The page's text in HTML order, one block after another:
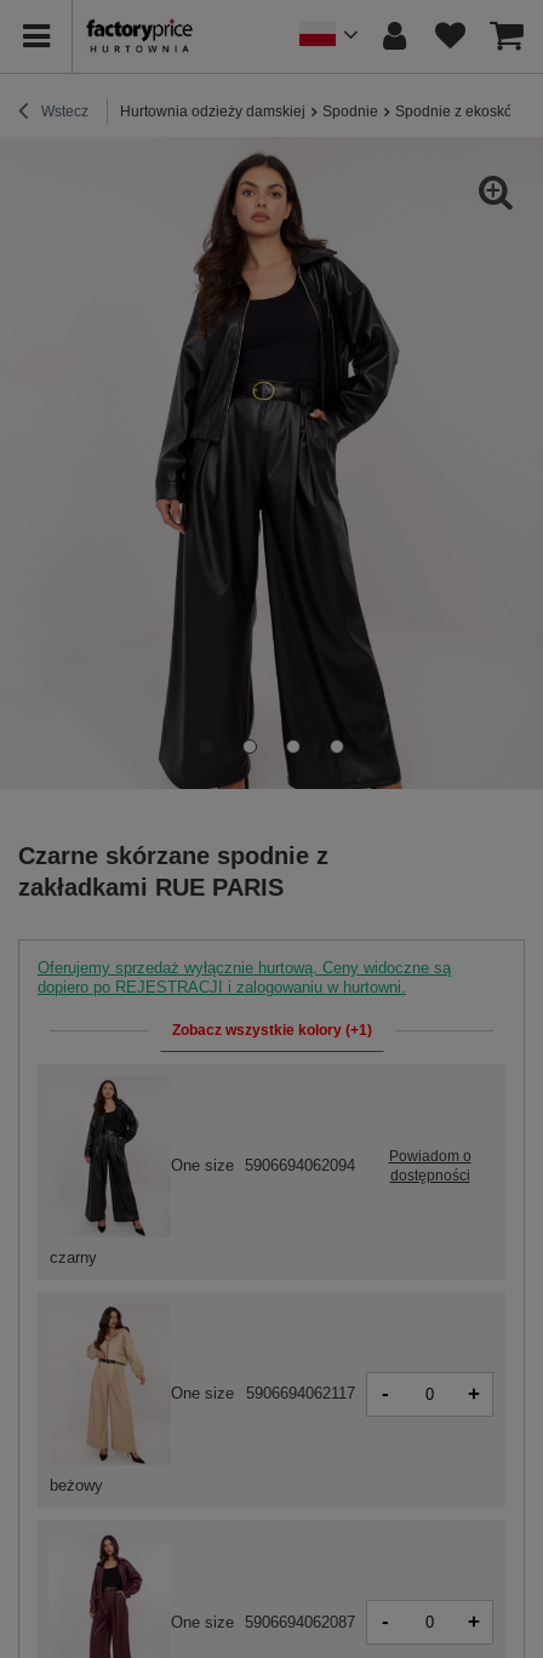
Wstecz Hurtownia odzieży damskiej Spodnie Spodnie z ekoskóry
Czarne skórzane spodnie z
zakładkami RUE PARIS
Oferujemy sprzedaż wyłącznie hurtową. Ceny widoczne są
dopiero po REJESTRACJI i zalogowaniu w hurtowni.
Zobacz wszystkie kolory (+1)
beżowy
One size 5906694062117 - +
One size 5906694062087 - +
czarny
One size 5906694062094
Powiadom o
dostępności